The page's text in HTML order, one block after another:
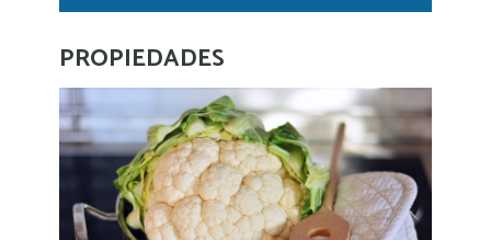
PROPIEDADES